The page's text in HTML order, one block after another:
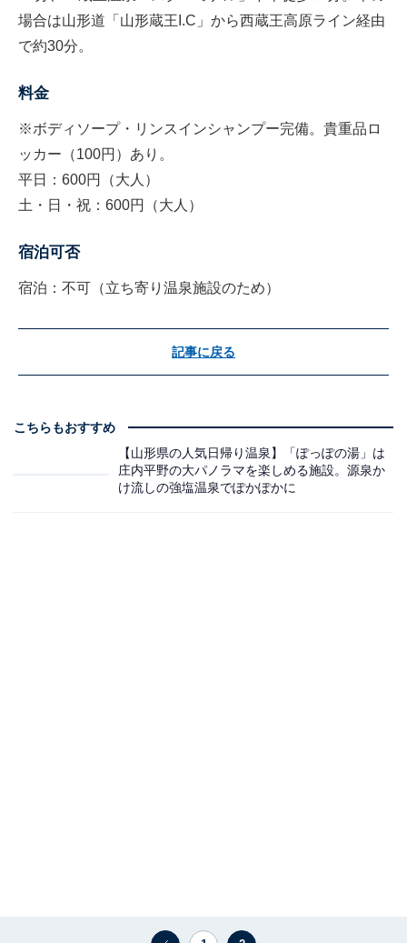
場合は山形道「山形蔵王I.C」から西蔵王高原ライン経由
で約30分。
料金
※ボディソープ・リンスインシャンプー完備。貴重品ロ
ッカー（100円）あり。
平日：600円（大人）
土・日・祝：600円（大人）
宿泊可否
宿泊：不可（立ち寄り温泉施設のため）
記事に戻る
こちらもおすすめ
【山形県の人気日帰り温泉】「ぽっぽの湯」は
庄内平野の大パノラマを楽しめる施設。源泉か
け流しの強塩温泉でぽかぽかに